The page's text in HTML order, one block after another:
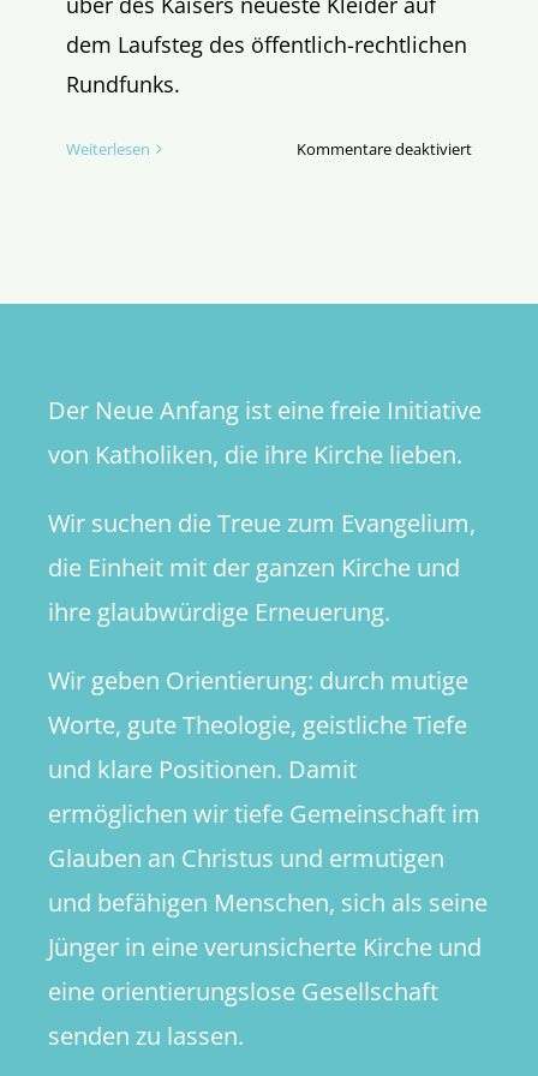
dem Laufsteg des öffentlich-rechtlichen
Rundfunks.
Weiterlesen Kommentare deaktiviertfür
Der Neue Anfang ist eine freie Initiative
von Katholiken, die ihre Kirche lieben.
Wir suchen die Treue zum Evangelium,
die Einheit mit der ganzen Kirche und
ihre glaubwürdige Erneuerung.
Wir geben Orientierung: durch mutige
Worte, gute Theologie, geistliche Tiefe
und klare Positionen. Damit
ermöglichen wir tiefe Gemeinschaft im
Glauben an Christus und ermutigen
und befähigen Menschen, sich als seine
Jünger in eine verunsicherte Kirche und
eine orientierungslose Gesellschaft
senden zu lassen.